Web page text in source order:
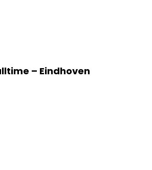
– Eindhoven